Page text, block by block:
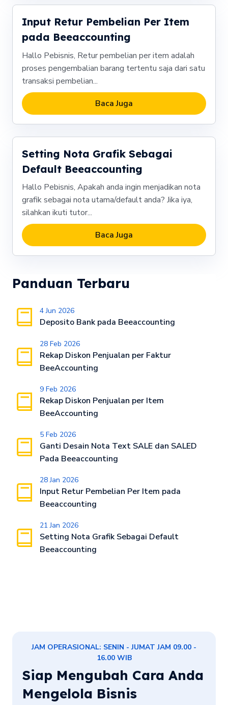
Input Retur Pembelian Per Item
pada Beeaccounting
Hallo Pebisnis, Retur pembelian per item adalah
proses pengembalian barang tertentu saja dari satu
transaksi pembelian...
Baca Juga
Setting Nota Grafik Sebagai
Default Beeaccounting
Hallo Pebisnis, Apakah anda ingin menjadikan nota
grafik sebagai nota utama/default anda? Jika iya,
silahkan ikuti tutor...
Baca Juga
Panduan Terbaru
4 Jun 2026
Deposito Bank pada Beeaccounting
28 Feb 2026
Rekap Diskon Penjualan per Faktur
BeeAccounting
9 Feb 2026
Rekap Diskon Penjualan per Item
BeeAccounting
5 Feb 2026
Ganti Desain Nota Text SALE dan SALED
Pada Beeaccounting
28 Jan 2026
Input Retur Pembelian Per Item pada
Beeaccounting
21 Jan 2026
Setting Nota Grafik Sebagai Default
Beeaccounting
JAM OPERASIONAL: SENIN - JUMAT JAM 09.00 -
16.00 WIB
Siap Mengubah Cara Anda
Mengelola Bisnis